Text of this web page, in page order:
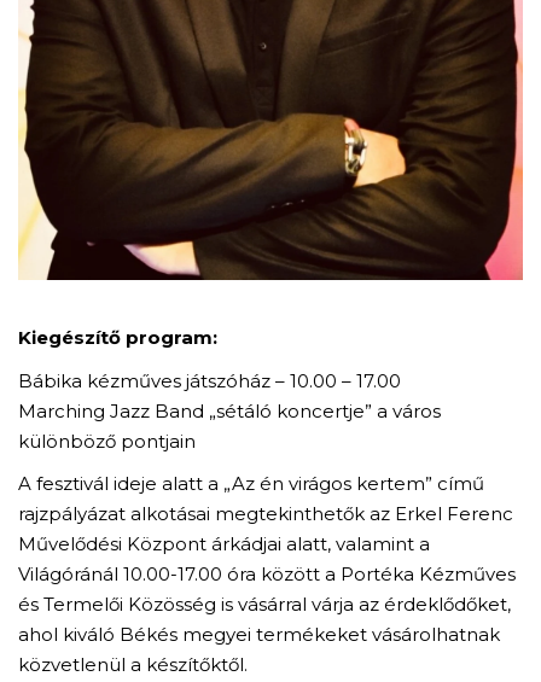
Kiegészítő program:
Bábika kézműves játszóház – 10.00 – 17.00
Marching Jazz Band „sétáló koncertje” a város
különböző pontjain
A fesztivál ideje alatt a „Az én virágos kertem” című
rajzpályázat alkotásai megtekinthetők az Erkel Ferenc
Művelődési Központ árkádjai alatt, valamint a
Világóránál 10.00-17.00 óra között a Portéka Kézműves
és Termelői Közösség is vásárral várja az érdeklődőket,
ahol kiváló Békés megyei termékeket vásárolhatnak
közvetlenül a készítőktől.